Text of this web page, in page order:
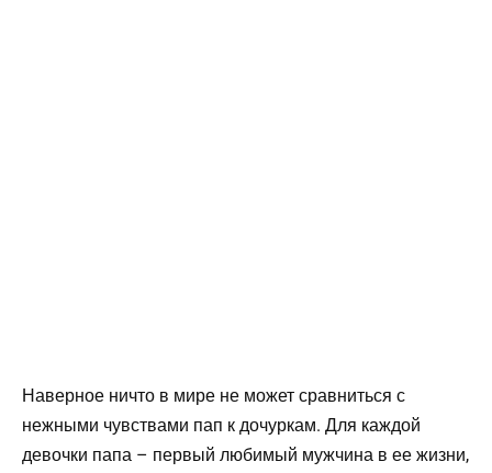
Наверное ничто в мире не может сравниться с
нежными чувствами пап к дочуркам. Для каждой
девочки папа – первый любимый мужчина в ее жизни,